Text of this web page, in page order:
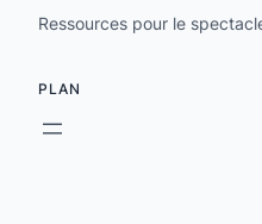
Ressources pour le
PLAN